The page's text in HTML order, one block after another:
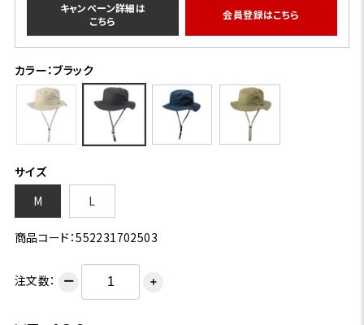
キャンペーン詳細は
こちら
会員登録はこちら
カラー：ブラック
サイズ
M
L
商品コード：552231702503
注文数： ー ＋